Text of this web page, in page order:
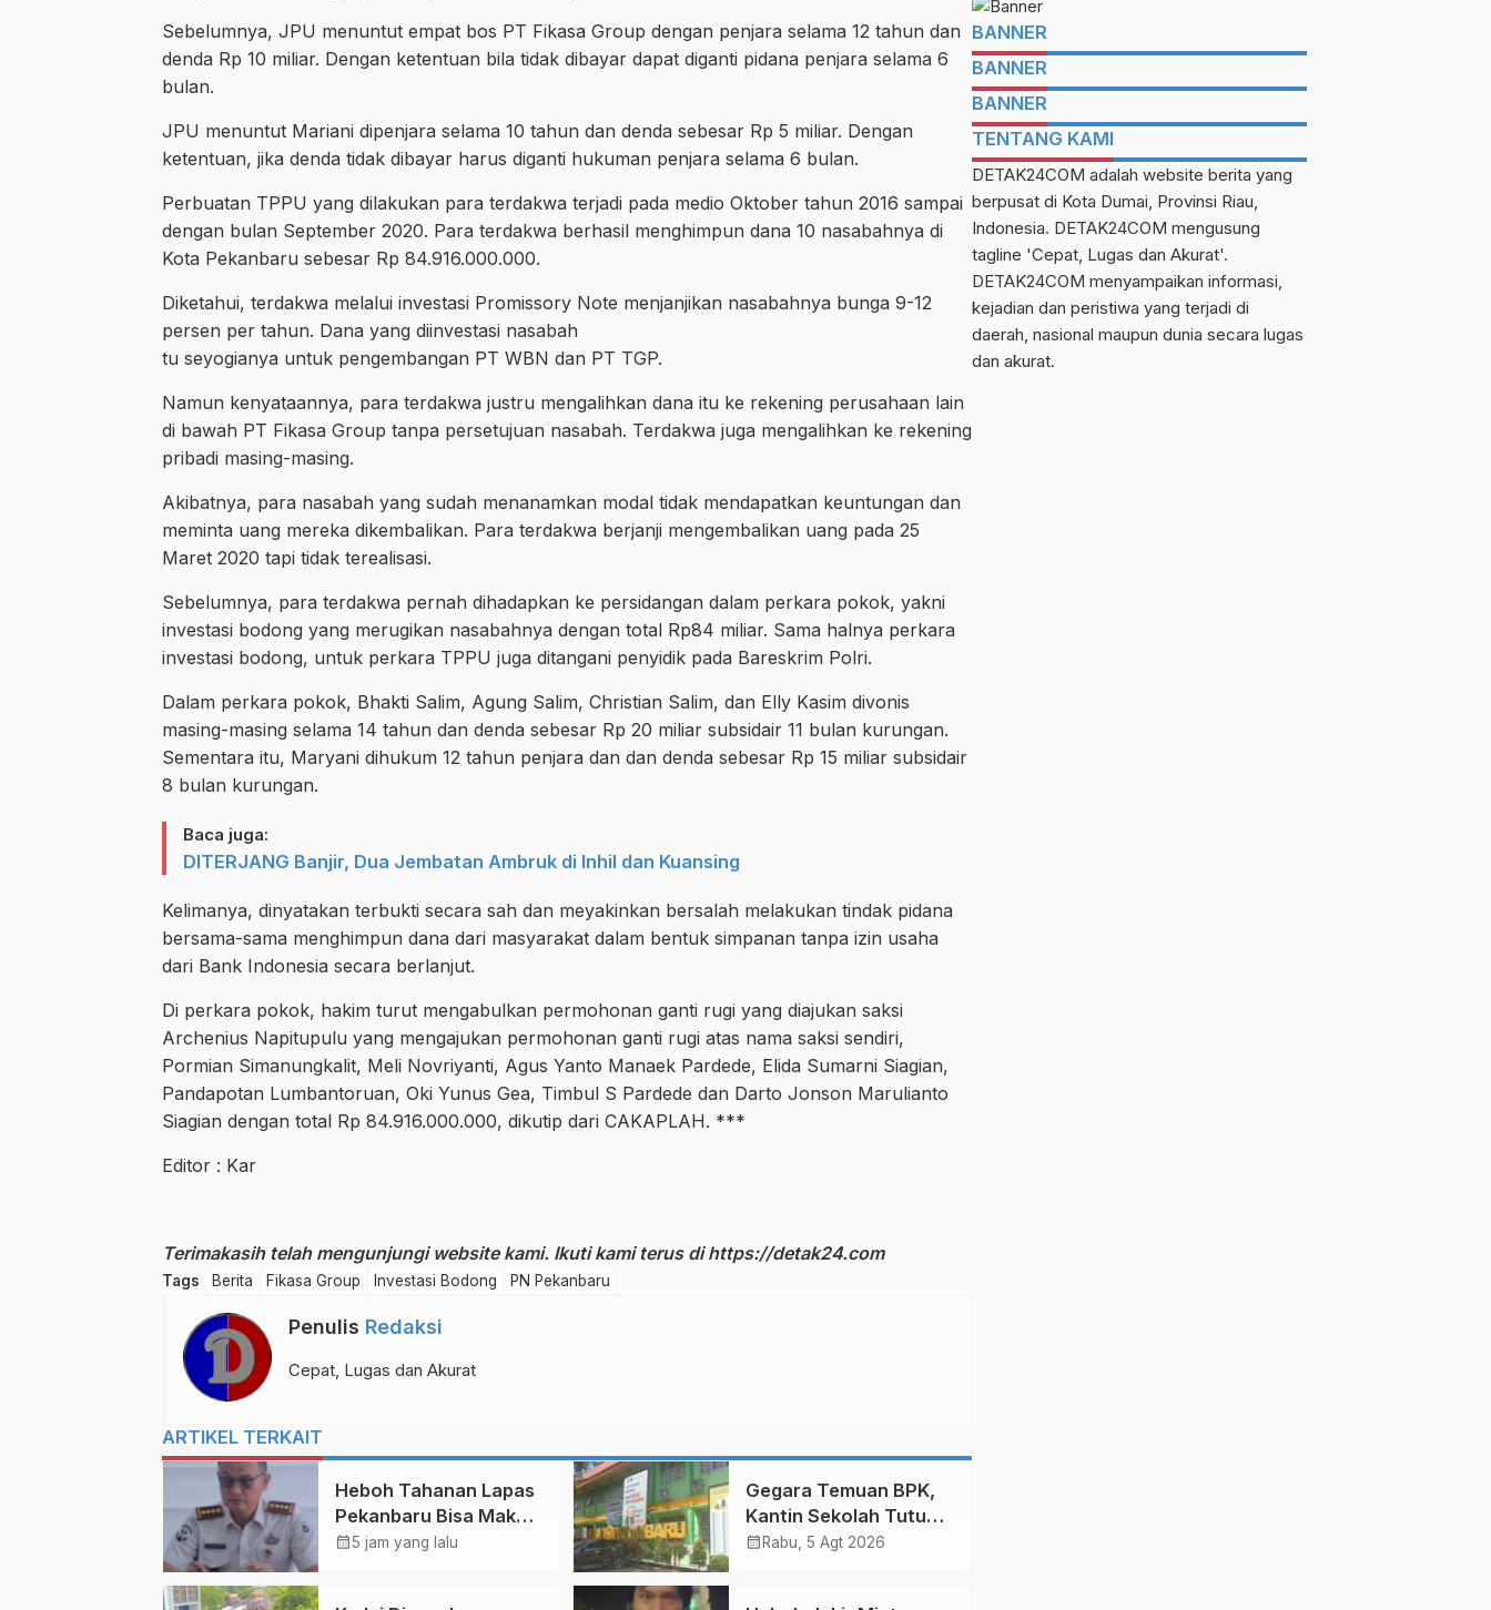
Sebelumnya, JPU menuntut empat bos PT Fikasa Group dengan penjara selama 12 tahun dan
denda Rp 10 miliar. Dengan ketentuan bila tidak dibayar dapat diganti pidana penjara selama 6
bulan.
JPU menuntut Mariani dipenjara selama 10 tahun dan denda sebesar Rp 5 miliar. Dengan
ketentuan, jika denda tidak dibayar harus diganti hukuman penjara selama 6 bulan.
Perbuatan TPPU yang dilakukan para terdakwa terjadi pada medio Oktober tahun 2016 sampai
dengan bulan September 2020. Para terdakwa berhasil menghimpun dana 10 nasabahnya di
Kota Pekanbaru sebesar Rp 84.916.000.000.
Diketahui, terdakwa melalui investasi Promissory Note menjanjikan nasabahnya bunga 9-12
persen per tahun. Dana yang diinvestasi nasabah
tu seyogianya untuk pengembangan PT WBN dan PT TGP.
Namun kenyataannya, para terdakwa justru mengalihkan dana itu ke rekening perusahaan lain
di bawah PT Fikasa Group tanpa persetujuan nasabah. Terdakwa juga mengalihkan ke rekening
pribadi masing-masing.
Akibatnya, para nasabah yang sudah menanamkan modal tidak mendapatkan keuntungan dan
meminta uang mereka dikembalikan. Para terdakwa berjanji mengembalikan uang pada 25
Maret 2020 tapi tidak terealisasi.
Sebelumnya, para terdakwa pernah dihadapkan ke persidangan dalam perkara pokok, yakni
investasi bodong yang merugikan nasabahnya dengan total Rp84 miliar. Sama halnya perkara
investasi bodong, untuk perkara TPPU juga ditangani penyidik pada Bareskrim Polri.
Dalam perkara pokok, Bhakti Salim, Agung Salim, Christian Salim, dan Elly Kasim divonis
masing-masing selama 14 tahun dan denda sebesar Rp 20 miliar subsidair 11 bulan kurungan.
Sementara itu, Maryani dihukum 12 tahun penjara dan dan denda sebesar Rp 15 miliar subsidair
8 bulan kurungan.
Baca juga:
DITERJANG Banjir, Dua Jembatan Ambruk di Inhil dan Kuansing
Kelimanya, dinyatakan terbukti secara sah dan meyakinkan bersalah melakukan tindak pidana
bersama-sama menghimpun dana dari masyarakat dalam bentuk simpanan tanpa izin usaha
dari Bank Indonesia secara berlanjut.
Di perkara pokok, hakim turut mengabulkan permohonan ganti rugi yang diajukan saksi
Archenius Napitupulu yang mengajukan permohonan ganti rugi atas nama saksi sendiri,
Pormian Simanungkalit, Meli Novriyanti, Agus Yanto Manaek Pardede, Elida Sumarni Siagian,
Pandapotan Lumbantoruan, Oki Yunus Gea, Timbul S Pardede dan Darto Jonson Marulianto
Siagian dengan total Rp 84.916.000.000, dikutip dari CAKAPLAH. ***
Editor : Kar
Terimakasih telah mengunjungi website kami. Ikuti kami terus dihttps://detak24.com
Tags Berita Fikasa Group Investasi Bodong PN Pekanbaru
Penulis Redaksi
Cepat, Lugas dan Akurat
ARTIKEL TERKAIT
Heboh Tahanan Lapas
Pekanbaru Bisa Makan
Siang di Rumah,
calendar_month5 jam yang lalu
Gegara Temuan BPK,
Kantin Sekolah Tutup
Permanen di
calendar_month Rabu, 5 Agt 2026
BANNER
BANNER
BANNER
TENTANG KAMI
DETAK24COM adalah website berita yang
berpusat di Kota Dumai, Provinsi Riau,
Indonesia. DETAK24COM mengusung
tagline 'Cepat, Lugas dan Akurat'.
DETAK24COM menyampaikan informasi,
kejadian dan peristiwa yang terjadi di
daerah, nasional maupun dunia secara lugas
dan akurat.